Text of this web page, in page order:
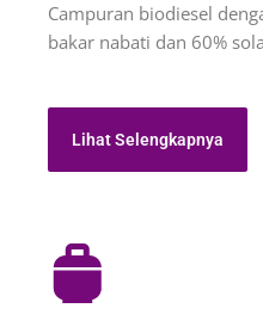
Campuran biodiesel
bakar nabati dan 60%
Lihat Selengkapnya